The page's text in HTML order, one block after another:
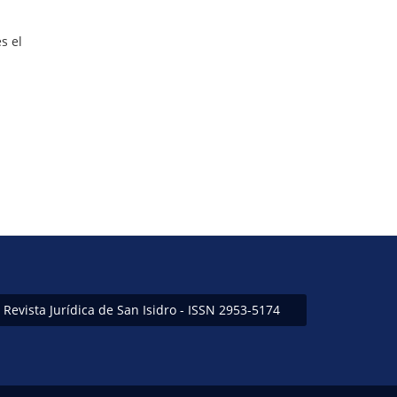
el
Revista Jurídica de San Isidro - ISSN 2953-5174